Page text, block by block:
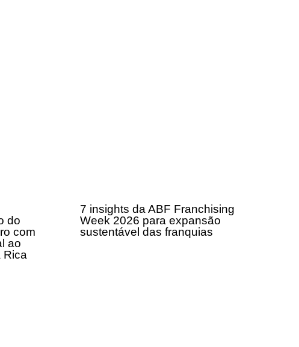
do
com
ao
Rica
7 insights da ABF Franchising
Week 2026 para expansão
sustentável das franquias